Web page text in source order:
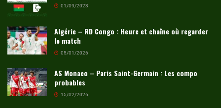
01/09/2023
Algérie – RD Congo : Heure et chaîne où regarder
le match
05/01/2026
AS Monaco – Paris Saint-Germain : Les compo
probables
15/02/2026